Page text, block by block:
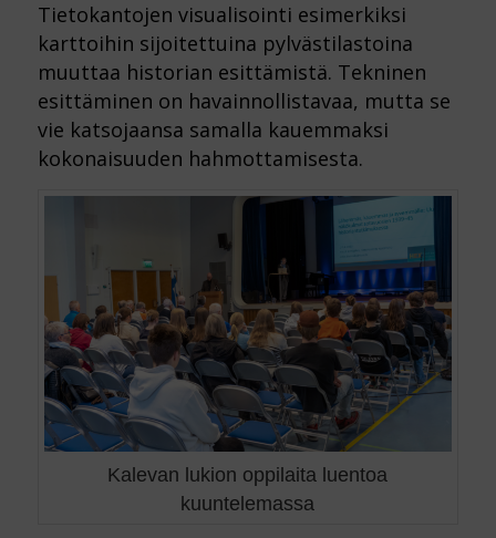
Tietokantojen visualisointi esimerkiksi
karttoihin sijoitettuina pylvästilastoina
muuttaa historian esittämistä. Tekninen
esittäminen on havainnollistavaa, mutta se
vie katsojaansa samalla kauemmaksi
kokonaisuuden hahmottamisesta.
Kalevan lukion oppilaita luentoa
kuuntelemassa